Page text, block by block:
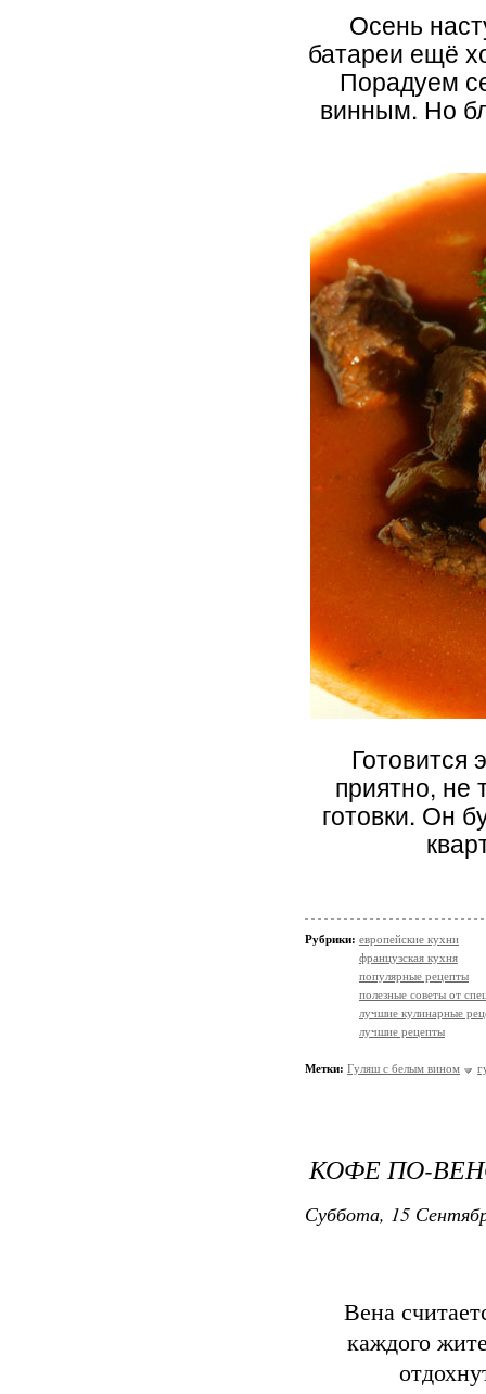
Осень
батареи ещё
Порадуем
винным. Но
Готовится
приятно, не
готовки. Он
Рубрики: европейские кухни
французская кухня
популярные рецепты
полезные советы от
лучшие кулинарные
лучшие рецепты
Метки: Гуляш с белым вином
КОФЕ ПО-
Суббота, 15
Вена
каждого